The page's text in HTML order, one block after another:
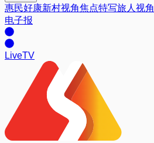
惠民好康新村视角焦点特写旅人视角
电子报
LiveTV